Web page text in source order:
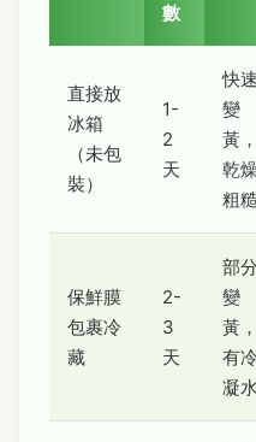
數
直接放
冰箱
（未包
裝）
1-
2
天
快速
變
黃，
乾燥
粗糙
保鮮膜
包裹冷
藏
2-
3
天
部分
變
黃，
有
凝水